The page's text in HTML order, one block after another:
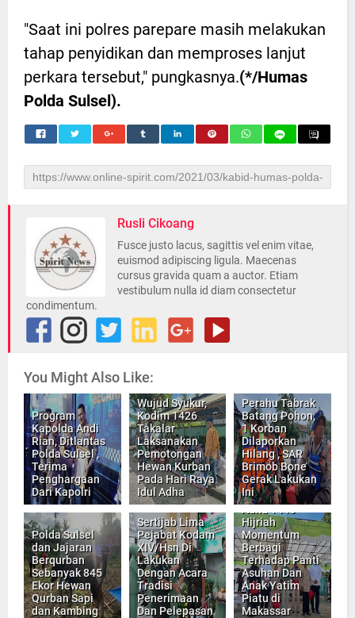
"Saat ini polres parepare masih melakukan
tahap penyidikan dan memproses lanjut
perkara tersebut," pungkasnya.(*/Humas
Polda Sulsel).
Rusli Cikoang
Fusce justo lacus, sagittis vel enim vitae,
euismod adipiscing ligula. Maecenas
cursus gravida quam a auctor. Etiam
vestibulum nulla id diam consectetur
condimentum.
You Might Also Like:
Program
Kapolda Andi
Rian, Ditlantas
Polda Sulsel ,
Terima
Penghargaan
Dari Kapolri
Wujud Syukur,
Kodim 1426
Takalar
Laksanakan
Pemotongan
Hewan Kurban
Pada Hari Raya
Idul Adha
Perahu Tabrak
Batang Pohon,
1 Korban
Dilaporkan
Hilang , SAR
Brimob Bone
Gerak Lakukan
Ini
Polda Sulsel
dan Jajaran
Berqurban
Sebanyak 845
Ekor Hewan
Qurban Sapi
dan Kambing
Sertijab Lima
Pejabat Kodam
XIV/Hsn Di
Lakukan
Dengan Acara
Tradisi
Penerimaan
Dan Pelepasan
Kapolda Sulsel,
Jadikan Idul
Adha 1445-
Hijriah
Momentum
Berbagi
Terhadap Panti
Asuhan Dan
Anak Yatim
Piatu di
Makassar